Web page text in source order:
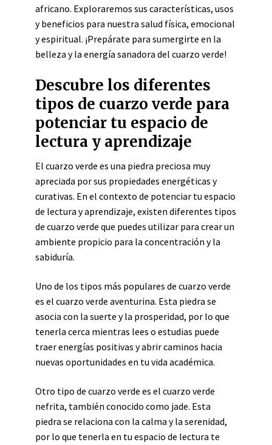
africano. Exploraremos sus características, usos
y beneficios para nuestra salud física, emocional
y espiritual. ¡Prepárate para sumergirte en la
belleza y la energía sanadora del cuarzo verde!
Descubre los diferentes
tipos de cuarzo verde para
potenciar tu espacio de
lectura y aprendizaje
El cuarzo verde es una piedra preciosa muy
apreciada por sus propiedades energéticas y
curativas. En el contexto de potenciar tu espacio
de lectura y aprendizaje, existen diferentes tipos
de cuarzo verde que puedes utilizar para crear un
ambiente propicio para la concentración y la
sabiduría.
Uno de los tipos más populares de cuarzo verde
es el cuarzo verde aventurina. Esta piedra se
asocia con la suerte y la prosperidad, por lo que
tenerla cerca mientras lees o estudias puede
traer energías positivas y abrir caminos hacia
nuevas oportunidades en tu vida académica.
Otro tipo de cuarzo verde es el cuarzo verde
nefrita, también conocido como jade. Esta
piedra se relaciona con la calma y la serenidad,
por lo que tenerla en tu espacio de lectura te